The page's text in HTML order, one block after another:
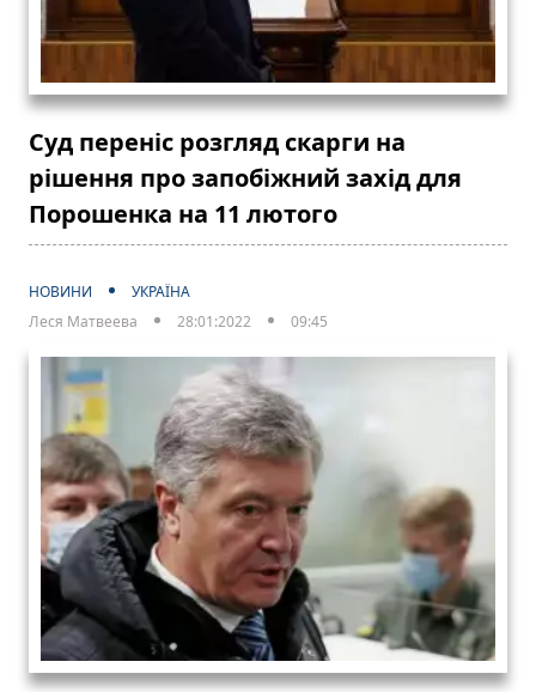
Суд переніс розгляд скарги на
рішення про запобіжний захід для
Порошенка на 11 лютого
НОВИНИ
УКРАЇНА
Леся Матвеева
28:01:2022 09:45